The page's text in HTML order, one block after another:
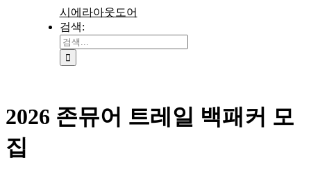
시에라아웃도어
검색:
2026 존뮤어 트레일 백패커 모
집